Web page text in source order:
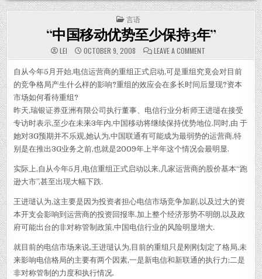
POSTED IN
言语
“中国移动优势至少保持3年”
LEI OCTOBER 9, 2008 LEAVE A COMMENT ON “中国移动优
自从今年5月开始,电信运营商的重组正式启动,可是重组究竟会对目前
的竞争格局产生什么样的影响?重组的效应会在多长时间后显现?资本
市场如何看待重组?
昨天,瑞银证券亚洲有限公司执行董事、电信行业分析师王进琎在接受
专访时表示,至少在未来3年内,中国移动将继续保持优势地位.同时,由 于
她对3G预期并不乐观,她认为,中国联通有可能成为最弱势的运营商,特
别是在推出3G业务之前,也就是2009年上半年这个情况会最明显.
实际上,自从今年5月,电信重组正式启动以来,几家运营商的股价基本“跑
逊大市”,甚至出现大幅下跌.
王进琎认为,这主要是因为投资者担心电信市场竞争加剧,以及过大的资
本开支会影响到运营商的投资回报率.加上整个经济形势不明朗,以及政
府可能出台的非对称管制政策,中国电信行业的风险明显增大.
就目前的电信市场来说,王进琎认为,目前的重组只是刚刚划定了格局,未
来影响电信格局的主要有两个因素,一是新电信和新联通的执行力;二是
非对称管制的力度和执行情况.